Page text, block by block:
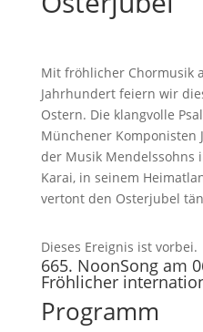
Mit fröhlicher Chormusik
Jahrhundert feiern wir
Ostern. Die klangvolle
Münchener Komponisten
der Musik Mendelssohns
Karai, in seinem
vertont den Osterjubel
Dieses Ereignis ist vorbei.
665. NoonSong am
Fröhlicher
Programm